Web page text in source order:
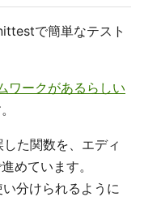
で簡単なテスト
ワークがあるらしい
た関数を、エディ
めています。
分けられるように